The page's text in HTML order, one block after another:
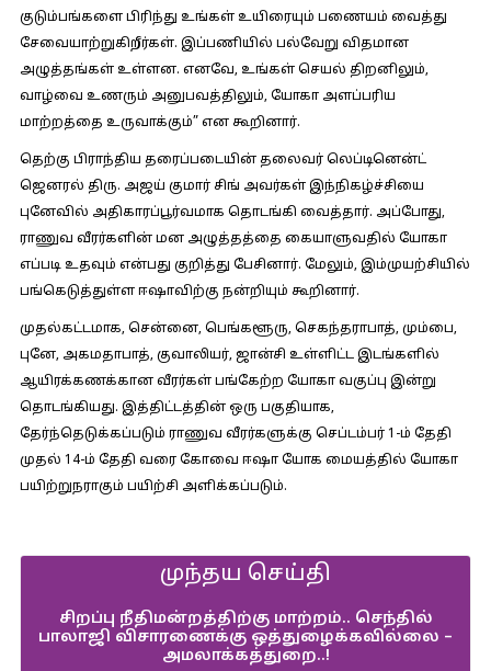
குடும்பங்களை பிரிந்து உங்கள் உயிரையும் பணையம் வைத்து
சேவையாற்றுகிறீர்கள். இப்பணியில் பல்வேறு விதமான
அழுத்தங்கள் உள்ளன. எனவே, உங்கள் செயல் திறனிலும்,
வாழ்வை உணரும் அனுபவத்திலும், யோகா அளப்பரிய
மாற்றத்தை உருவாக்கும்” என கூறினார்.
தெற்கு பிராந்திய தரைப்படையின் தலைவர் லெப்டினென்ட்
ஜெனரல் திரு. அஜய் குமார் சிங் அவர்கள் இந்நிகழ்ச்சியை
புனேவில் அதிகாரப்பூர்வமாக தொடங்கி வைத்தார். அப்போது,
ராணுவ வீரர்களின் மன அழுத்தத்தை கையாளுவதில் யோகா
எப்படி உதவும் என்பது குறித்து பேசினார். மேலும், இம்முயற்சியில்
பங்கெடுத்துள்ள ஈஷாவிற்கு நன்றியும் கூறினார்.
முதல்கட்டமாக, சென்னை, பெங்களூரு, செகந்தராபாத், மும்பை,
புனே, அகமதாபாத், குவாலியர், ஜான்சி உள்ளிட்ட இடங்களில்
ஆயிரக்கணக்கான வீரர்கள் பங்கேற்ற யோகா வகுப்பு இன்று
தொடங்கியது. இத்திட்டத்தின் ஒரு பகுதியாக,
தேர்ந்தெடுக்கப்படும் ராணுவ வீரர்களுக்கு செப்டம்பர் 1-ம் தேதி
முதல் 14-ம் தேதி வரை கோவை ஈஷா யோக மையத்தில் யோகா
பயிற்றுநராகும் பயிற்சி அளிக்கப்படும்.
முந்தய செய்தி
சிறப்பு நீதிமன்றத்திற்கு மாற்றம்.. செந்தில்
பாலாஜி விசாரணைக்கு ஒத்துழைக்கவில்லை –
அமலாக்கத்துறை..!